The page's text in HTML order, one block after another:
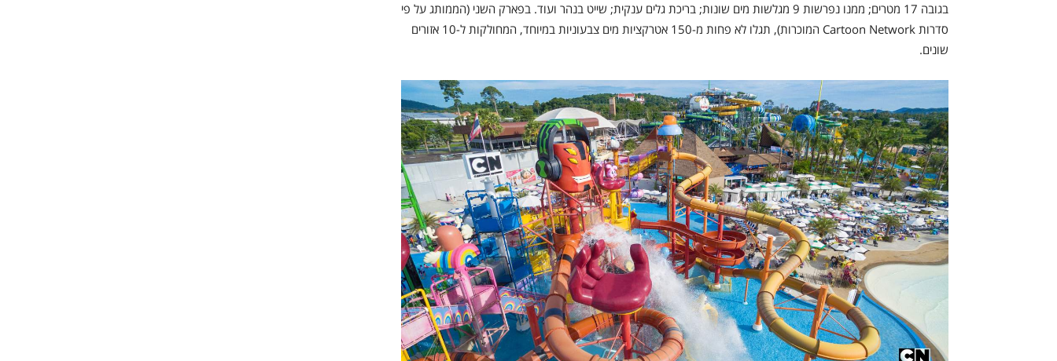
בגובה 17 מטרים; ממנו נפרשות 9 מגלשות מים שונות; בריכת גלים ענקית; שייט בנהר ועוד. בפארק השני (הממותג על פי
סדרות Cartoon Network המוכרות), תגלו לא פחות מ-150 אטרקציות מים צבעוניות במיוחד, המחולקות ל-10 אזורים
שונים.